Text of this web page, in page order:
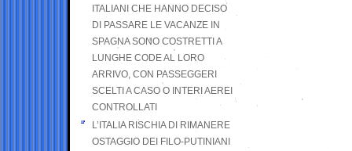
ITALIANI CHE HANNO DECISO
DI PASSARE LE VACANZE IN
SPAGNA SONO COSTRETTI A
LUNGHE CODE AL LORO
ARRIVO, CON PASSEGGERI
SCELTI A CASO O INTERI AEREI
CONTROLLATI
L’ITALIA RISCHIA DI RIMANERE
OSTAGGIO DEI FILO-PUTINIANI